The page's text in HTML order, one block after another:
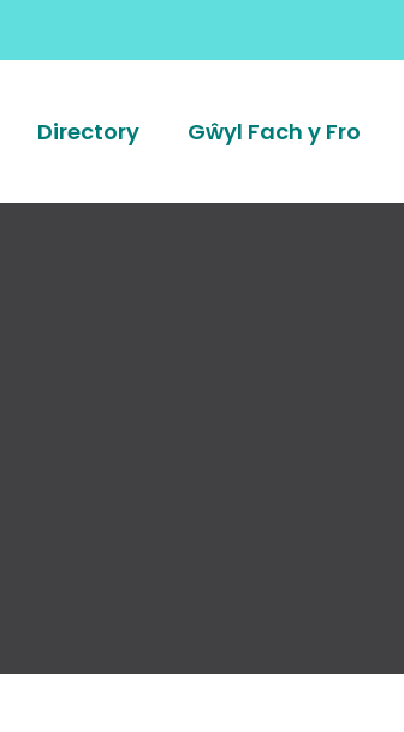
Directory Gŵyl Fach y Fro